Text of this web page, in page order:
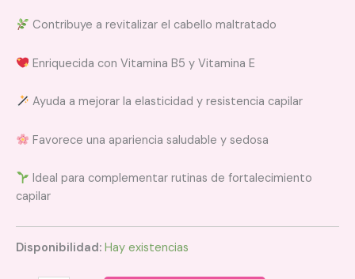
Contribuye a revitalizar el cabello maltratado
Enriquecida con Vitamina B5 y Vitamina E
Ayuda a mejorar la elasticidad y resistencia capilar
Favorece una apariencia saludable y sedosa
Ideal para complementar rutinas de fortalecimiento
capilar
Disponibilidad: Hay existencias